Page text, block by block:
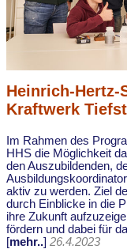
Heinrich-Hertz-
Kraftwerk
Im Rahmen des
HHS die Möglichkeit
den Auszubildenden,
aktiv zu werden. Ziel
durch Einblicke in die
ihre Zukunft
fördern und dabei für
[mehr..] 26.4.2023